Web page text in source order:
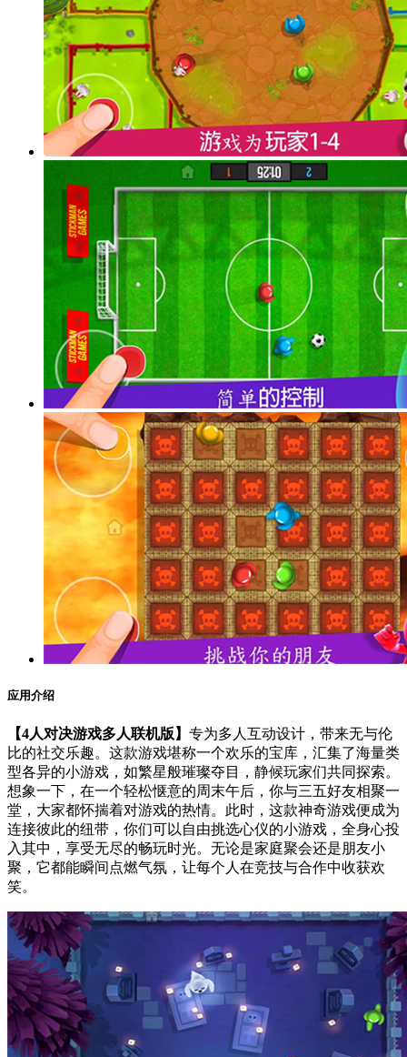
应用介绍
【4人对决游戏多人联机版】 专为多人互动设计，带来无与伦
比的社交乐趣。这款游戏堪称一个欢乐的宝库，汇集了海量类
型各异的小游戏，如繁星般璀璨夺目，静候玩家们共同探索。
想象一下，在一个轻松惬意的周末午后，你与三五好友相聚一
堂，大家都怀揣着对游戏的热情。此时，这款神奇游戏便成为
连接彼此的纽带，你们可以自由挑选心仪的小游戏，全身心投
入其中，享受无尽的畅玩时光。无论是家庭聚会还是朋友小
聚，它都能瞬间点燃气氛，让每个人在竞技与合作中收获欢
笑。